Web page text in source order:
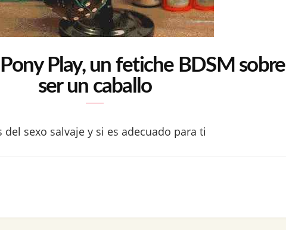
Play, un fetiche BDSM sobre
ser un caballo
sexo salvaje y si es adecuado para ti